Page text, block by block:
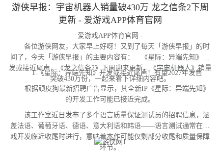
游侠早报：宇宙机器人销量破430万 龙之信条2下周
更新 - 爱游戏APP体育官网
爱游戏APP体育官网 -
各位游侠网友，大家早上好呀！又到了每天「游侠早报」的时
间了，今天「游侠早报」的主要内容有： 《星际：异端先知》开
发或接近尾声，《龙之信条2》下周迎来更新，《宇宙机器人》销量
突破430万份，一起来看下详细内容吧。
1.《星际：异端先知》开发或接近尾声！有望2027年发售
根据顽皮狗最新招聘广告显示，其全新IP《星际：异端先知》
的开发工作可能已接近完成。
该工作室近日发布了多个语言质量保证测试员的招聘信息，涵
盖法语、葡萄牙语、德语、意大利语和韩语——语言测试通常在游
戏开发临近收尾时进行，意味着本作可能仅剩部分收尾和质量保障
环节。